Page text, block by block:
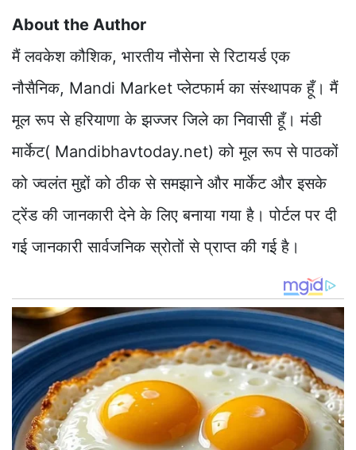
About the Author
मैं लवकेश कौशिक, भारतीय नौसेना से रिटायर्ड एक
नौसैनिक, Mandi Market प्लेटफार्म का संस्थापक हूँ। मैं
मूल रूप से हरियाणा के झज्जर जिले का निवासी हूँ। मंडी
मार्केट( Mandibhavtoday.net) को मूल रूप से पाठकों
को ज्वलंत मुद्दों को ठीक से समझाने और मार्केट और इसके
ट्रेंड की जानकारी देने के लिए बनाया गया है। पोर्टल पर दी
गई जानकारी सार्वजनिक स्रोतों से प्राप्त की गई है।